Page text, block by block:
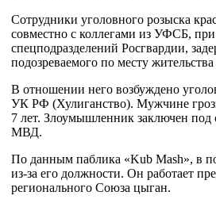
Сотрудники уголовного розыска
совместно с коллегами из УФСБ,
спецподразделений Росгвардии,
подозреваемого по месту
В отношении него возбуждено
УК РФ (Хулиганство). Мужчине
7 лет. Злоумышленник заключен под
МВД.
По данным паблика «Kub Mash», в
из-за его должности. Он работает
регионального Союза цыган.